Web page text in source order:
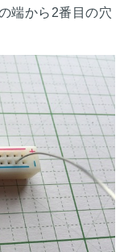
端から2番目の穴